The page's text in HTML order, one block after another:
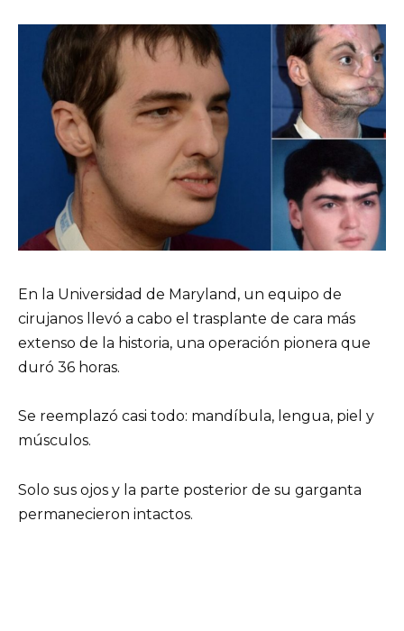
En la Universidad de Maryland, un equipo de
cirujanos llevó a cabo el trasplante de cara más
extenso de la historia, una operación pionera que
duró 36 horas.
Se reemplazó casi todo: mandíbula, lengua, piel y
músculos.
Solo sus ojos y la parte posterior de su garganta
permanecieron intactos.